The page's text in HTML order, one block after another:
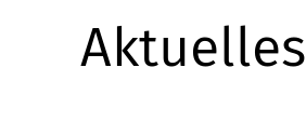
Aktuelles